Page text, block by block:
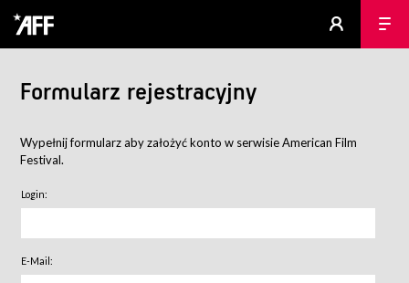
Formularz rejestracyjny
Wypełnij formularz aby założyć konto w serwisie American Film
Festival.
Login:
E-Mail: